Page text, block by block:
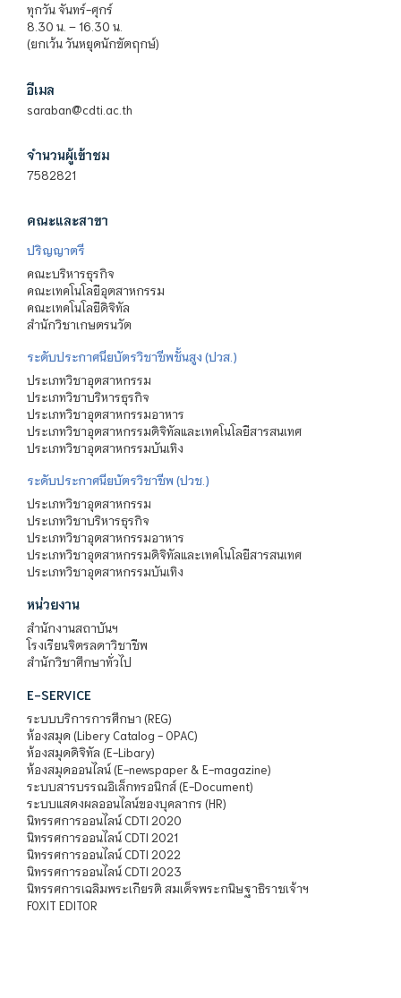
ทุกวัน จันทร์-ศุกร์
8.30 น. – 16.30 น.
(ยกเว้น วันหยุดนักขัตฤกษ์)
อีเมล
saraban@cdti.ac.th
จำนวนผู้เข้าชม
7582821
คณะและสาขา
ปริญญาตรี
คณะบริหารธุรกิจ
คณะเทคโนโลยีอุตสาหกรรม
คณะเทคโนโลยีดิจิทัล
สำนักวิชาเกษตรนวัต
ระดับประกาศนียบัตรวิชาชีพชั้นสูง (ปวส.)
ประเภทวิชาอุตสาหกรรม
ประเภทวิชาบริหารธุรกิจ
ประเภทวิชาอุตสาหกรรมอาหาร
ประเภทวิชาอุตสาหกรรมดิจิทัลและเทคโนโลยีสารสนเทศ
ประเภทวิชาอุตสาหกรรมบันเทิง
ระดับประกาศนียบัตรวิชาชีพ (ปวช.)
ประเภทวิชาอุตสาหกรรม
ประเภทวิชาบริหารธุรกิจ
ประเภทวิชาอุตสาหกรรมอาหาร
ประเภทวิชาอุตสาหกรรมดิจิทัลและเทคโนโลยีสารสนเทศ
ประเภทวิชาอุตสาหกรรมบันเทิง
หน่วยงาน
สำนักงานสถาบันฯ
โรงเรียนจิตรลดาวิชาชีพ
สำนักวิชาศึกษาทั่วไป
E-SERVICE
ระบบบริการการศึกษา (REG)
ห้องสมุด (Libery Catalog - OPAC)
ห้องสมุดดิจิทัล (E-Libary)
ห้องสมุดออนไลน์ (E-newspaper & E-magazine)
ระบบสารบรรณอิเล็กทรอนิกส์ (E-Document)
ระบบแสดงผลออนไลน์ของบุคลากร (HR)
นิทรรศการออนไลน์ CDTI 2020
นิทรรศการออนไลน์ CDTI 2021
นิทรรศการออนไลน์ CDTI 2022
นิทรรศการออนไลน์ CDTI 2023
นิทรรศการเฉลิมพระเกียรติ สมเด็จพระกนิษฐาธิราชเจ้าฯ
FOXIT EDITOR